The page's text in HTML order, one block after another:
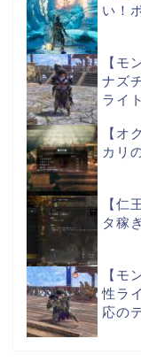
い！
【モ
ナズ
ライ
【オ
カリ
【仁
タ稼
【モ
性ラ
応の